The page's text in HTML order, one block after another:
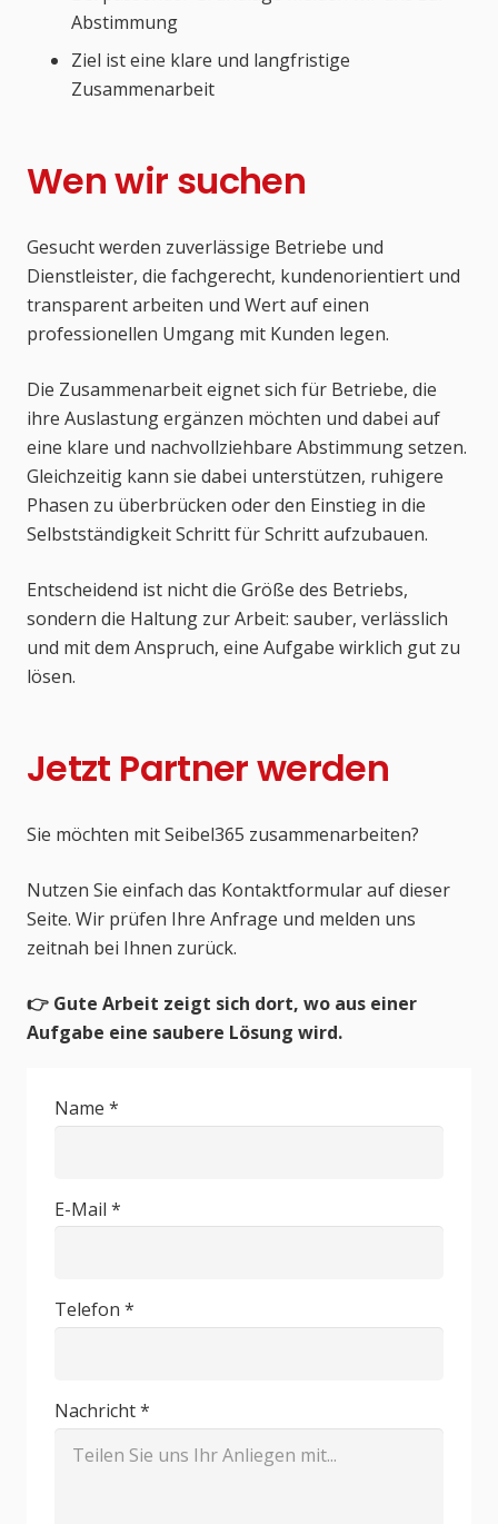
Abstimmung
Ziel ist eine klare und langfristige
Zusammenarbeit
Wen wir suchen
Gesucht werden zuverlässige Betriebe und
Dienstleister, die fachgerecht, kundenorientiert und
transparent arbeiten und Wert auf einen
professionellen Umgang mit Kunden legen.
Die Zusammenarbeit eignet sich für Betriebe, die
ihre Auslastung ergänzen möchten und dabei auf
eine klare und nachvollziehbare Abstimmung setzen.
Gleichzeitig kann sie dabei unterstützen, ruhigere
Phasen zu überbrücken oder den Einstieg in die
Selbstständigkeit Schritt für Schritt aufzubauen.
Entscheidend ist nicht die Größe des Betriebs,
sondern die Haltung zur Arbeit: sauber, verlässlich
und mit dem Anspruch, eine Aufgabe wirklich gut zu
lösen.
Jetzt Partner werden
Sie möchten mit Seibel365 zusammenarbeiten?
Nutzen Sie einfach das Kontaktformular auf dieser
Seite. Wir prüfen Ihre Anfrage und melden uns
zeitnah bei Ihnen zurück.
👉 Gute Arbeit zeigt sich dort, wo aus einer
Aufgabe eine saubere Lösung wird.
Name *
E-Mail *
Telefon *
Nachricht *